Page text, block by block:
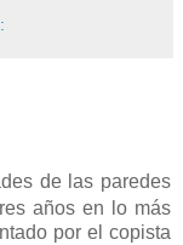
de las paredes
años en lo más
por el copista